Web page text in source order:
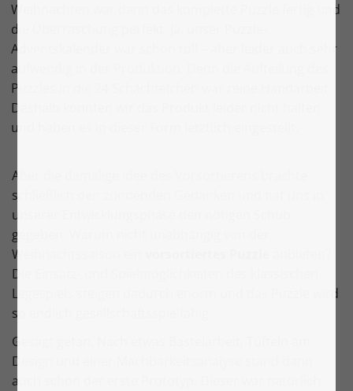
Weihnachten war dann das komplette Puzzle fertig und
die Überraschung perfekt. Ja, unser Puzzle-
Adventskalender war schon toll – aber leider auch sehr
aufwendig in der Produktion. Denn die Aufteilung des
Puzzles in die 24 Schächtelchen war reine Handarbeit.
Deshalb konnten wir das Produkt leider nicht halten
und haben es in dieser Form letztlich eingestellt.
Aber die damalige Idee des Vorsortierens brachte
schließlich den zündenden Gedanken und hat uns in
unserer Entwicklungsphase den nötigen Schub
gegeben. Warum nicht unabhängig von der
Weihnachtssaison ein
Die Einsatz- und Spielmöglichkeiten des klassischen
Legespiels steigen dadurch enorm und das Puzzle wird
so endlich gesellschaftsspielfähig.
Gesagt getan. Nach etwas Bastelarbeit, Tüfteln am
Design und einer Machbarkeitsanalyse stand dann
auch schon der erste Prototyp. Dieser war natürlich